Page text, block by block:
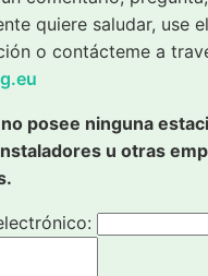
quiere saludar, use
o contácteme a
posee ninguna
u otras